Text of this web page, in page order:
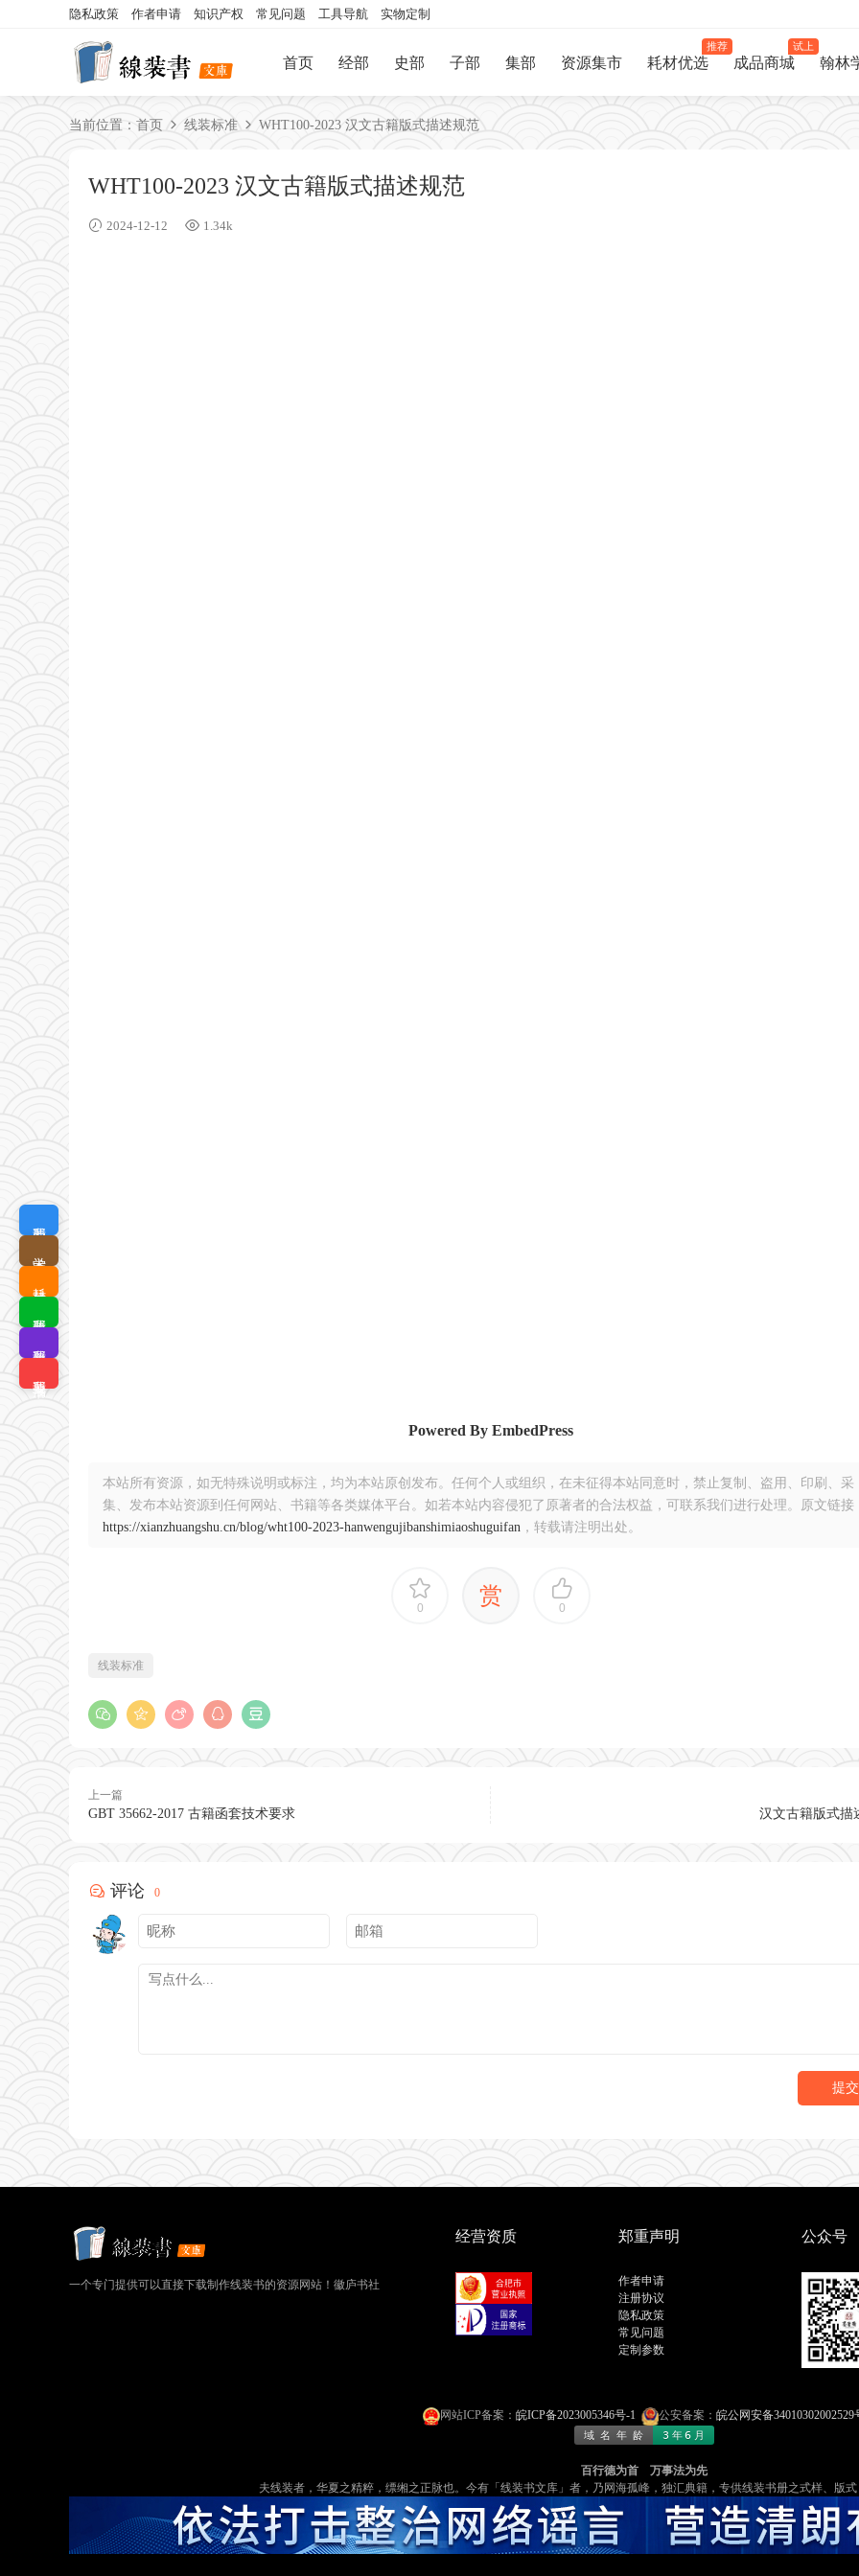
首页 经部 史部 子部 集部 资源集市 耗材优选
推荐
成品商城
试上
翰林
隐私政策 作者申请 知识产权 常见问题 工具导航 实物定制
当前位置： 首页 线装标准 WHT100-2023 汉文古籍版式描述规范
WHT100-2023 汉文古籍版式描述规范
2024-12-12 1.34k
Powered By EmbedPress
本站所有资源，如无特殊说明或标注，均为本站原创发布。任何个人或组织，在未征得本站同意时，禁止复制、盗用、印刷、采
集、发布本站资源到任何网站、书籍等各类媒体平台。如若本站内容侵犯了原著者的合法权益，可联系我们进行处理。原文链接
https://xianzhuangshu.cn/blog/wht100-2023-hanwengujibanshimiaoshuguifan ，转载请注明出处。
0 赏 0
线装标准
上一篇
GBT 35662-2017 古籍函套技术要求 汉文古籍版式描
评论 0
提交
一个专门提供可以直接下载制作线装书的资源网站！徽庐书社
经营资质 郑重声明
作者申请
注册协议
隐私政策
常见问题
定制参数
公众号
网站ICP备案： 皖ICP备2023005346号-1 公安备案： 皖公网安备34010302002529
百行德为首 万事法为先
夫线装者，华夏之精粹，缥缃之正脉也​​。今有「线装书文库」者，乃​​网海孤峰，独汇典籍​​，专供线装书册之式样、版